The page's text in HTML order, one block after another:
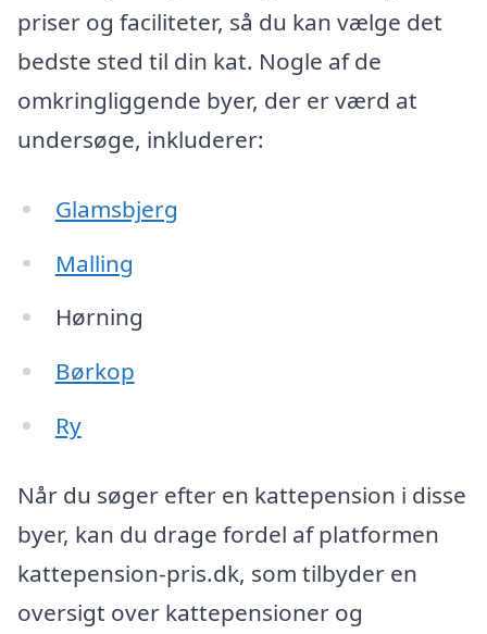
priser og faciliteter, så du kan vælge det
bedste sted til din kat. Nogle af de
omkringliggende byer, der er værd at
undersøge, inkluderer:
Glamsbjerg
Malling
Hørning
Børkop
Ry
Når du søger efter en kattepension i disse
byer, kan du drage fordel af platformen
kattepension-pris.dk, som tilbyder en
oversigt over kattepensioner og